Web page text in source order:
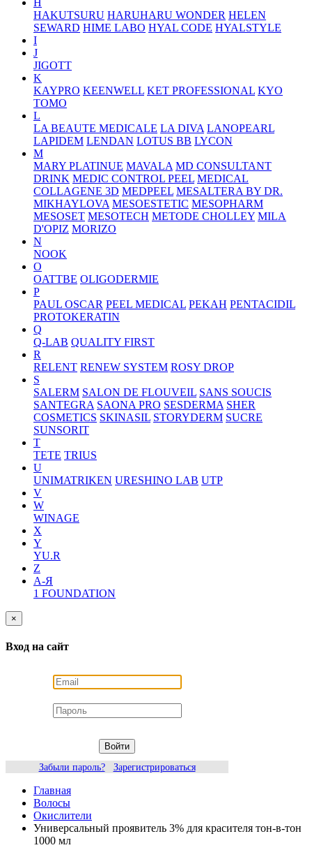
HAKUTSURU HARUHARU WONDER HELEN
SEWARD HIME LABO HYAL CODE HYALSTYLE
I
J
JIGOTT
K
KAYPRO KEENWELL KET PROFESSIONAL KYO
TOMO
L
LA BEAUTE MEDICALE LA DIVA LANOPEARL
LAPIDEM LENDAN LOTUS BB LYCON
M
MARY PLATINUE MAVALA MD CONSULTANT
DRINK MEDIC CONTROL PEEL MEDICAL
COLLAGENE 3D MEDPEEL MESALTERA BY DR.
MIKHAYLOVA MESOESTETIC MESOPHARM
MESOSET MESOTECH METODE CHOLLEY MILA
D'OPIZ MORIZO
N
NOOK
O
OATTBE OLIGODERMIE
P
PAUL OSCAR PEEL MEDICAL PEKAH PENTACIDIL
PROTOKERATIN
Q
Q-LAB QUALITY FIRST
R
RELENT RENEW SYSTEM ROSY DROP
S
SALERM SALON DE FLOUVEIL SANS SOUCIS
SANTEGRA SAONA PRO SESDERMA SHER
COSMETICS SKINASIL STORYDERM SUCRE
SUNSORIT
T
TETE TRIUS
U
UNIMATRIKEN URESHINO LAB UTP
V
W
WINAGE
X
Y
YU.R
Z
А-Я
1 FOUNDATION
×
Вход на сайт
Войти
Забыли пароль?
Зарегистрироваться
Главная
Волосы
Окислители
Универсальный проявитель 3% для красителя тон-в-тон
1000 мл